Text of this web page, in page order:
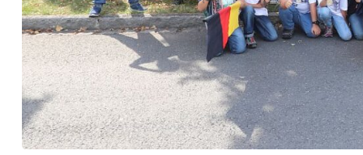
f
u
ß
b
a